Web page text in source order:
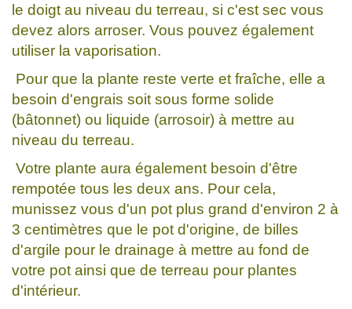
le doigt au niveau du terreau, si c'est sec vous
devez alors arroser. Vous pouvez également
utiliser la vaporisation.
Pour que la plante reste verte et fraîche, elle a
besoin d'engrais soit sous forme solide
(bâtonnet) ou liquide (arrosoir) à mettre au
niveau du terreau.
Votre plante aura également besoin d'être
rempotée tous les deux ans. Pour cela,
munissez vous d'un pot plus grand d'environ 2 à
3 centimètres que le pot d'origine, de billes
d'argile pour le drainage à mettre au fond de
votre pot ainsi que de terreau pour plantes
d'intérieur.